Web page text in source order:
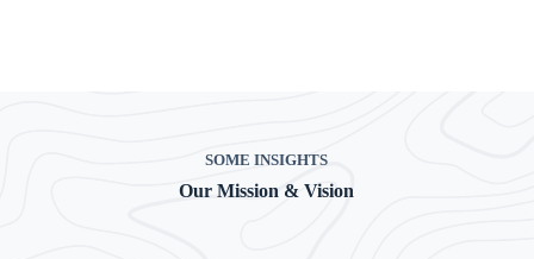
SOME INSIGHTS
Our Mission & Vision